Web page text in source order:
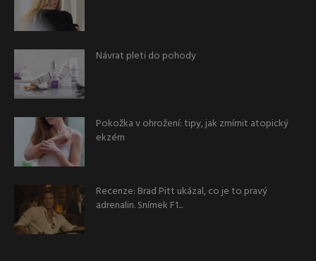
Návrat pleti do pohody
Pokožka v ohrožení: tipy, jak zmírnit atopický
ekzém
Recenze: Brad Pitt ukázal, co je to pravý
adrenalin. Snímek F1...